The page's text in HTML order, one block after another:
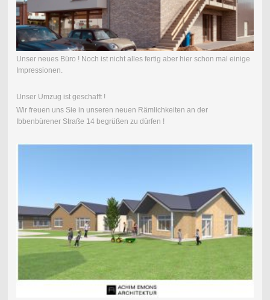
Unser neues Büro ! Noch ist nicht alles fertig aber hier schon mal einige
Impressionen.
Unser Umzug ist geschafft !
Wir freuen uns Sie in unseren neuen Rämlichkeiten an der
Ibbenbürener Straße 14 begrüßen zu dürfen !